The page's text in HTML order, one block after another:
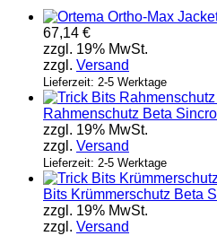
67,14 €
zzgl. 19% MwSt.
zzgl. Versand
Lieferzeit: 2-5 Werktage
Rahmenschutz Beta
zzgl. 19% MwSt.
zzgl. Versand
Lieferzeit: 2-5 Werktage
Bits Krümmerschutz Beta
zzgl. 19% MwSt.
zzgl. Versand